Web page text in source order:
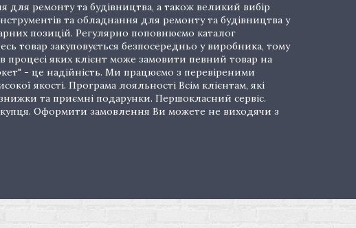
для ремонту та будівництва, а також великий вибір
та обладнання для ремонту та будівництва у
позицій. Регулярно поповнюємо каталог
товар закуповується безпосередньо у виробника, тому
процесі яких клієнт може замовити певний товар на
- це надійність. Ми працюємо з перевіреними
якості. Програма лояльності Всім клієнтам, які
та приємні подарунки. Першокласний сервіс.
Оформити замовлення Ви можете не виходячи з